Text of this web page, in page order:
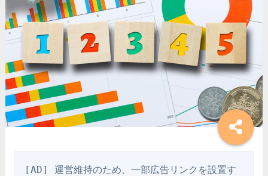
[AD] 運営維持のため、一部広告リンクを設置す